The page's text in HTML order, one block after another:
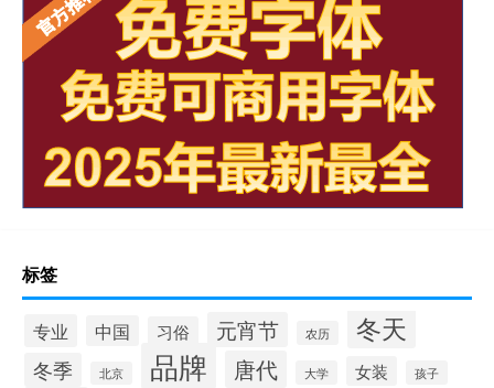
标签
专业 中国 习俗 元宵节 农历 冬天
冬季 北京 品牌 唐代 大学 女装 孩子